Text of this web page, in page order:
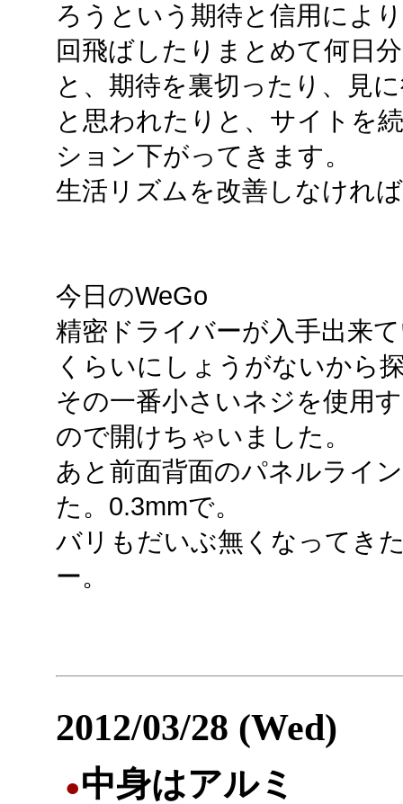
ろうという期待と信用によ
回飛ばしたりまとめて何日
と、期待を裏切ったり、見
と思われたりと、サイトを
ション下がってきます。
生活リズムを改善しなけれ
今日のWeGo
精密ドライバーが入手出来
くらいにしょうがないから
その一番小さいネジを使用
ので開けちゃいました。
あと前面背面のパネルライ
た。0.3mmで。
バリもだいぶ無くなってき
ー。
2012/03/28 (Wed)
●中身はアルミ